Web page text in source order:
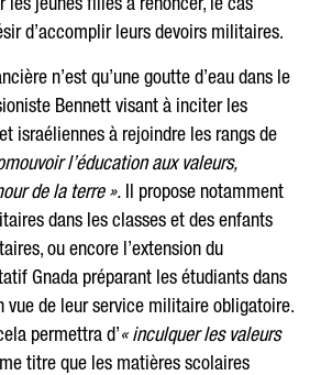
d’accomplir leurs devoirs militaires.
n’est qu’une goutte d’eau dans le
Bennett visant à inciter les
israéliennes à rejoindre les rangs de
l’éducation aux valeurs,
de la terre ». Il propose notamment
dans les classes et des enfants
ou encore l’extension du
Gnada préparant les étudiants dans
vue de leur service militaire obligatoire.
permettra d’« inculquer les valeurs
titre que les matières scolaires